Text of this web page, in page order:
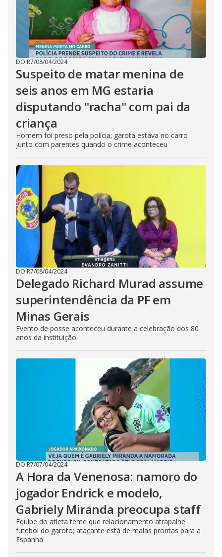
DO R7/08/04/2024
Suspeito de matar menina de
seis anos em MG estaria
disputando "racha" com pai da
criança
Homem foi preso pela polícia; garota estava no carro
junto com parentes quando o crime aconteceu
DO R7/08/04/2024
Delegado Richard Murad assume
superintendência da PF em
Minas Gerais
Evento de posse aconteceu durante a celebração dos 80
anos da instituição
DO R7/07/04/2024
A Hora da Venenosa: namoro do
jogador Endrick e modelo,
Gabriely Miranda preocupa staff
Equipe do atleta teme que relacionamento atrapalhe
futebol do garoto; atacante está de malas prontas para a
Espanha